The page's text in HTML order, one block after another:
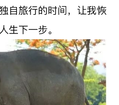
自旅行的时间，让我恢
生下一步。